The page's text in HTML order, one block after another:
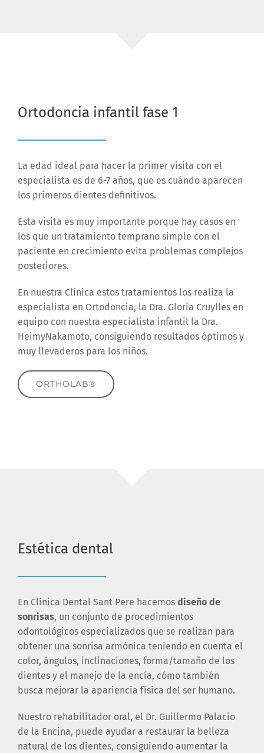
Ortodoncia infantil fase 1
La edad ideal para hacer la primer visita con el
especialista es de 6-7 años, que es cuándo aparecen
los primeros dientes definitivos.
Esta visita es muy importante porque hay casos en
los que un tratamiento temprano simple con el
paciente en crecimiento evita problemas complejos
posteriores.
En nuestra Clínica estos tratamientos los realiza la
especialista en Ortodoncia, la Dra. Gloria Cruylles en
equipo con nuestra especialista infantil la Dra.
HeimyNakamoto, consiguiendo resultados óptimos y
muy llevaderos para los niños.
ORTHOLAB®
Estética dental
En Clínica Dental Sant Pere hacemos diseño de
sonrisas, un conjunto de procedimientos
odontológicos especializados que se realizan para
obtener una sonrisa armónica teniendo en cuenta el
color, ángulos, inclinaciones, forma/tamaño de los
dientes y el manejo de la encía, cómo también
busca mejorar la apariencia física del ser humano.
Nuestro rehabilitador oral, el Dr. Guillermo Palacio
de la Encina, puede ayudar a restaurar la belleza
natural de los dientes, consiguiendo aumentar la